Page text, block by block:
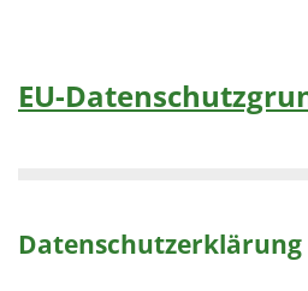
EU-
Datenschutzerklärung